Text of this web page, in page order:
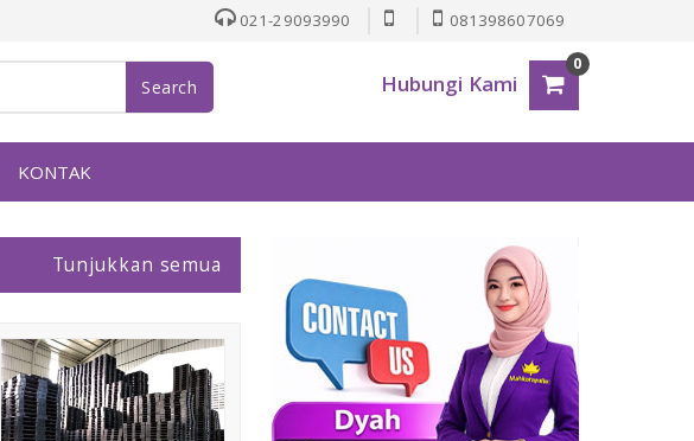
021-29093990 081398607069
Search Hubungi Kami
0
KONTAK
Tunjukkan semua